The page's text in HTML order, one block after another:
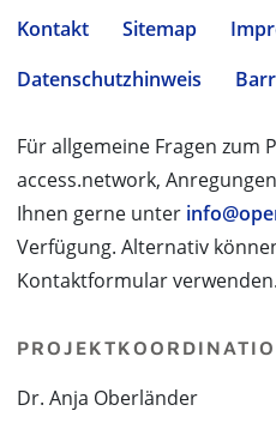
Kontakt Sitemap
Datenschutzhinweis
Für allgemeine Fragen zum
access.network,
Ihnen gerne unter
Verfügung. Alternativ
Kontaktformular verwenden.
Dr. Anja Oberländer